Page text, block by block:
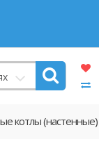
котлы (настенные)